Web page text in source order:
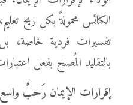
الكنائس محمولةً بكل ريح
تفسيرات فردية خاصة،
بالتقليد المُصلح بفعل
إقرارات الإيمان رَحبٌ واسع